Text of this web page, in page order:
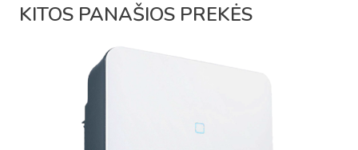
KITOS PANAŠIOS PREKĖS